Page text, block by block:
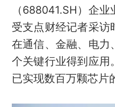
（688041.SH）企
受支点财经记者采访
在通信、金融、电力
个关键行业得到应用
已实现数百万颗芯片